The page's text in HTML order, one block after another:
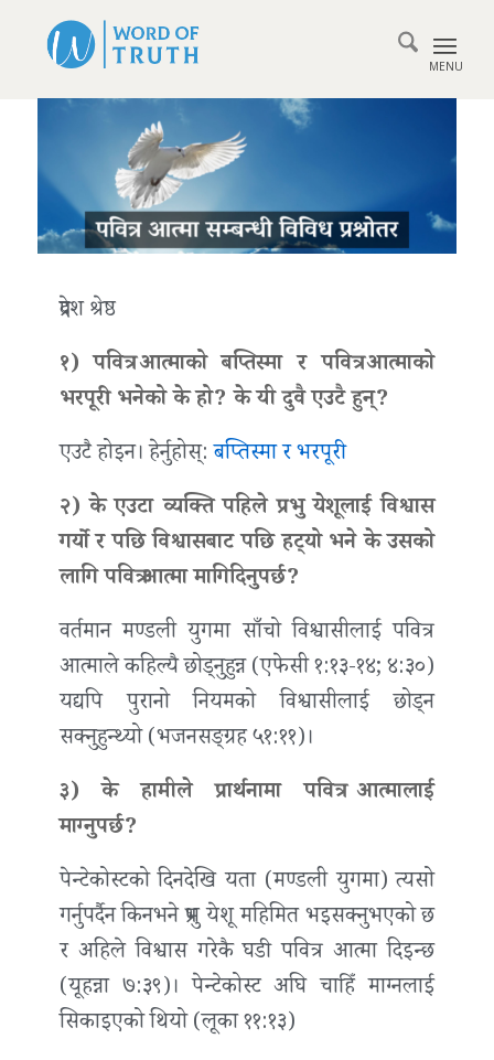
प्रदेश श्रेष्ठ
१) पवित्र आत्माको बप्तिस्मा र पवित्र आत्माको
भरपूरी भनेको के हो? के यी दुवै एउटै हुन्?
एउटै होइन। हेर्नुहोस्:बप्तिस्मा र भरपूरी
२) के एउटा व्यक्ति पहिले प्रभु येशूलाई विश्वास
गर्यो र पछि विश्वासबाट पछि हट्‍यो भने के उसको
लागि पवित्र आत्मा मागिदिनुपर्छ?
वर्तमान मण्डली युगमा साँचो विश्वासीलाई पवित्र
आत्माले कहिल्यै छोड्नुहुन्न (एफेसी १:१३-१४; ४:३०)
यद्यपि पुरानो नियमको विश्वासीलाई छोड्न
सक्नुहुन्थ्यो (भजनसङ्ग्रह ५१:११)।
३) के हामीले प्रार्थनामा पवित्र आत्मालाई
माग्नुपर्छ?
पेन्टेकोस्टको दिनदेखि यता (मण्डली युगमा) त्यसो
गर्नुपर्दैन किनभने प्रभु येशू महिमित भइसक्नुभएको छ
र अहिले विश्वास गरेकै घडी पवित्र आत्मा दिइन्छ
(यूहन्ना ७:३९)। पेन्टेकोस्ट अघि चाहिँ माग्नलाई
सिकाइएको थियो (लूका ११:१३)